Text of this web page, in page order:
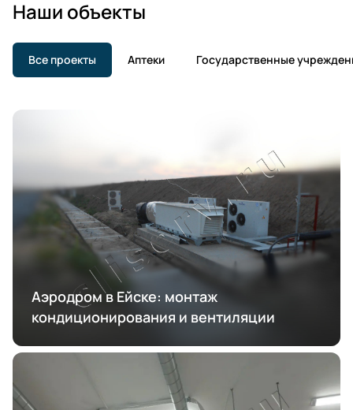
Наши объекты
Все проекты Аптеки Государственные
Аэродром в Ейске: монтаж
кондиционирования и вентиляции